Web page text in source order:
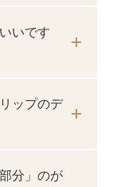
いです
ップのデ
分」のが